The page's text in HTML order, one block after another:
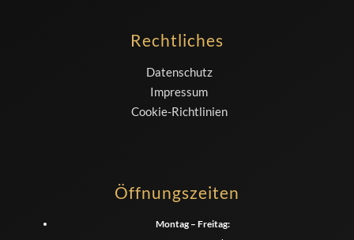
Rechtliches
Datenschutz
Impressum
Cookie-Richtlinien
Öffnungszeiten
Montag – Freitag: